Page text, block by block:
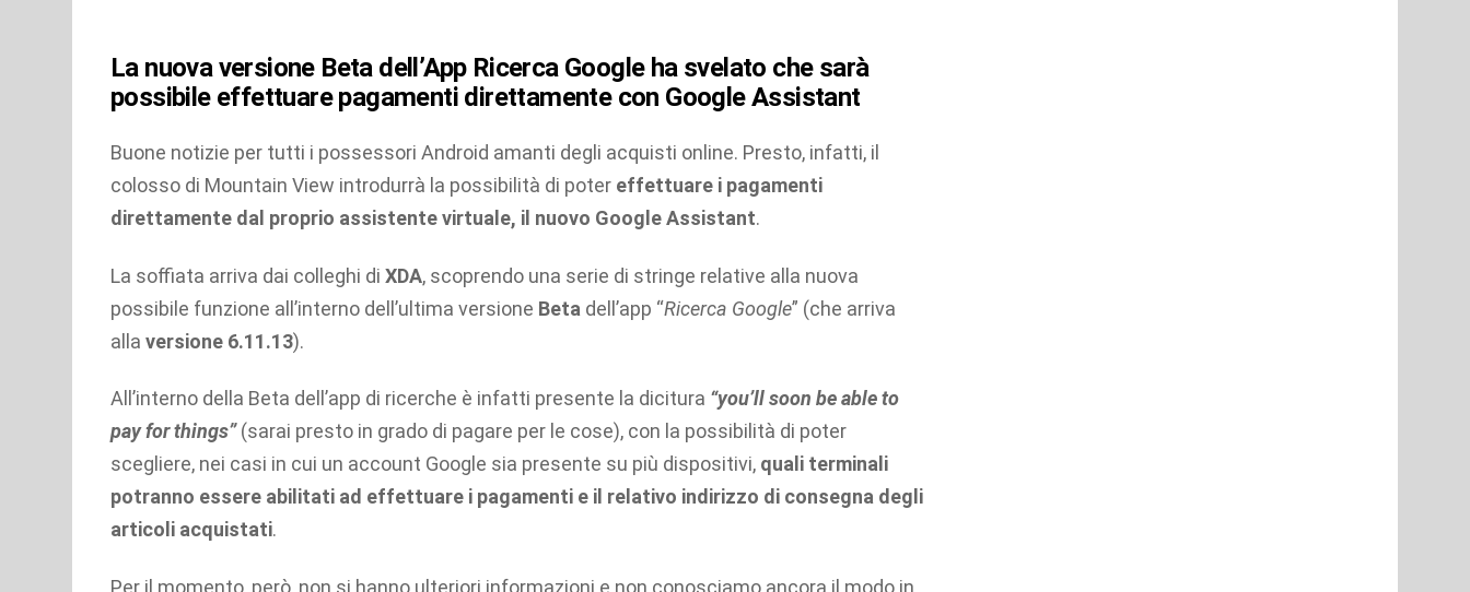
La nuova versione Beta dell’App Ricerca Google ha svelato che sarà
possibile effettuare pagamenti direttamente con Google Assistant
Buone notizie per tutti i possessori Android amanti degli acquisti online. Presto, infatti, il
colosso di Mountain View introdurrà la possibilità di poter effettuare i pagamenti
direttamente dal proprio assistente virtuale, il nuovo Google Assistant.
La soffiata arriva dai colleghi di XDA, scoprendo una serie di stringe relative alla nuova
possibile funzione all’interno dell’ultima versione Beta dell’app “Ricerca Google” (che arriva
alla versione 6.11.13).
All’interno della Beta dell’app di ricerche è infatti presente la dicitura “you’ll soon be able to
pay for things”(sarai presto in grado di pagare per le cose), con la possibilità di poter
scegliere, nei casi in cui un account Google sia presente su più dispositivi, quali terminali
potranno essere abilitati ad effettuare i pagamenti e il relativo indirizzo di consegna degli
articoli acquistati.
Per il momento, però, non si hanno ulteriori informazioni e non conosciamo ancora il modo in